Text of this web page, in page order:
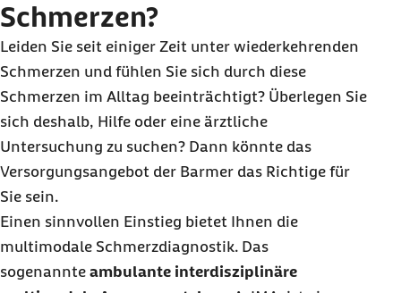
Schmerzen?
Leiden Sie seit einiger Zeit unter wiederkehrenden
Schmerzen und fühlen Sie sich durch diese
Schmerzen im Alltag beeinträchtigt? Überlegen Sie
sich deshalb, Hilfe oder eine ärztliche
Untersuchung zu suchen? Dann könnte das
Versorgungsangebot der Barmer das Richtige für
Sie sein.
Einen sinnvollen Einstieg bietet Ihnen die
multimodale Schmerzdiagnostik. Das
sogenannte ambulante interdisziplinäre